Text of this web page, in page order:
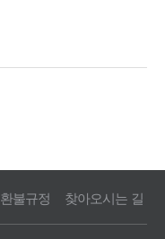
환불규정 찾아오시는 길